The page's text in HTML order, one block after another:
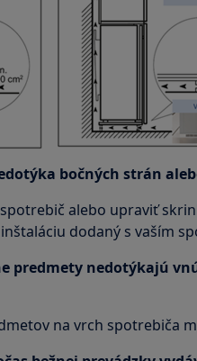
bočných strán
alebo upraviť
dodaný s vaším
predmety nedotýkajú
na vrch spotrebiča